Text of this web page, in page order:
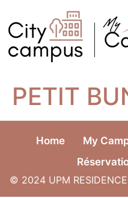
PETIT
Home My
© 2024 UPM